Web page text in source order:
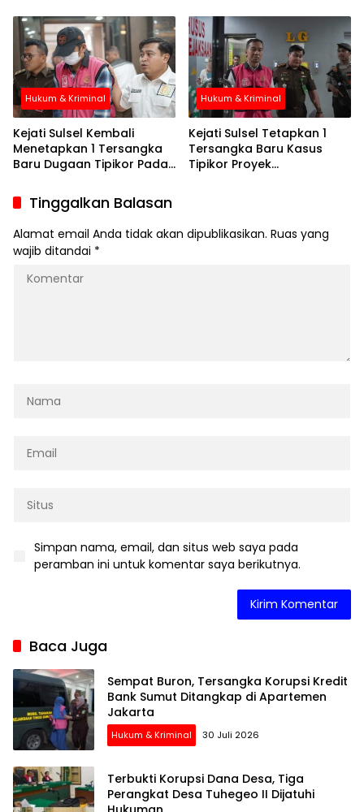
Yang Belum Dikembalikan
Hukum & Kriminal
Kejati Sulsel Kembali
Menetapkan 1 Tersangka
Baru Dugaan Tipikor Pada
Cabang Makassar
Hukum & Kriminal
Kejati Sulsel Tetapkan 1
Tersangka Baru Kasus
Tipikor Proyek
Tinggalkan Balasan
Alamat email Anda tidak akan dipublikasikan. Ruas yang
wajib ditandai *
Simpan nama, email, dan situs web saya pada
peramban ini untuk komentar saya berikutnya.
Baca Juga
Sempat Buron, Tersangka Korupsi Kredit
Bank Sumut Ditangkap di Apartemen
Jakarta
Hukum & Kriminal 30 Juli 2026
Terbukti Korupsi Dana Desa, Tiga
Perangkat Desa Tuhegeo II Dijatuhi